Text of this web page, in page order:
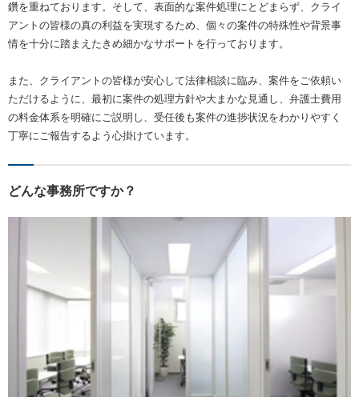
鑽を重ねております。そして、表面的な案件処理にとどまらず、クライ
アントの皆様の真の利益を実現するため、個々の案件の特殊性や背景事
情を十分に踏まえたきめ細かなサポートを行っております。
また、クライアントの皆様が安心して法律相談に臨み、案件をご依頼い
ただけるように、最初に案件の処理方針や大まかな見通し、弁護士費用
の料金体系を明確にご説明し、受任後も案件の進捗状況をわかりやすく
丁寧にご報告するよう心掛けています。
どんな事務所ですか？